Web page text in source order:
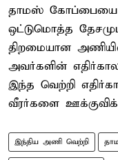
தாமஸ் கோப்பையை
ஒட்டுமொத்த
திறமையான
அவர்களின்
இந்த வெற்றி
வீரர்களை
இந்திய அணி வெற்றி